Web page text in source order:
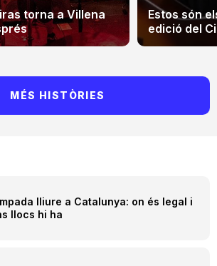
lliure a Catalunya: on és legal i
llocs hi ha
torna a Villena
Estos són
edició del
MÉS HISTÒRIES